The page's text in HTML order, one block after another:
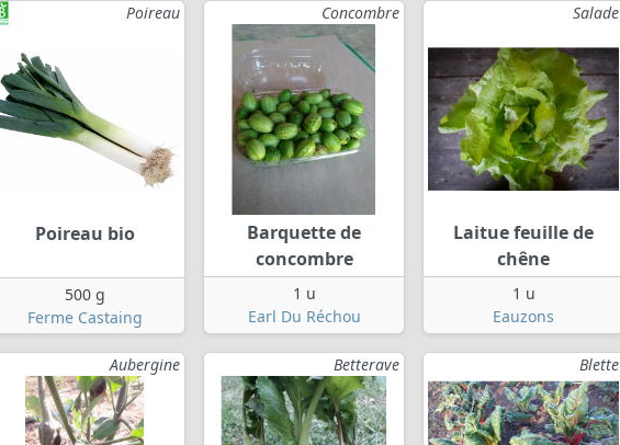
Poireau
Poireau bio
500 g
Ferme Castaing
Concombre
Barquette de
concombre
1 u
Earl Du Réchou
Salade
Laitue feuille de
chêne
1 u
Eauzons
Aubergine Betterave Blette